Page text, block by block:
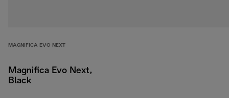
MAGNIFICA EVO NEXT
Magnifica Evo Next,
Black